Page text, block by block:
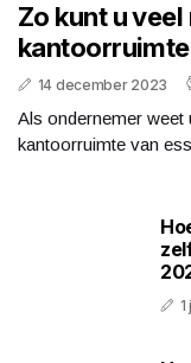
Zo kunt u
kantoorruimte
14 december 2023
Als ondernemer weet
kantoorruimte van
1